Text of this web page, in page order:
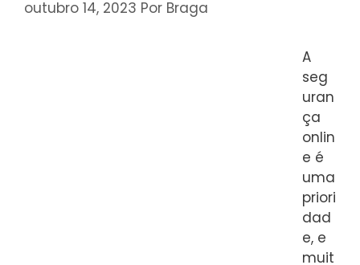
outubro 14, 2023 Por Braga
A
seg
uran
ça
onlin
e é
uma
priori
dad
e, e
muit